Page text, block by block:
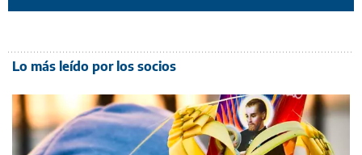
Lo más leído por los socios